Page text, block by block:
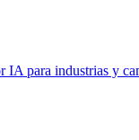
para industrias y